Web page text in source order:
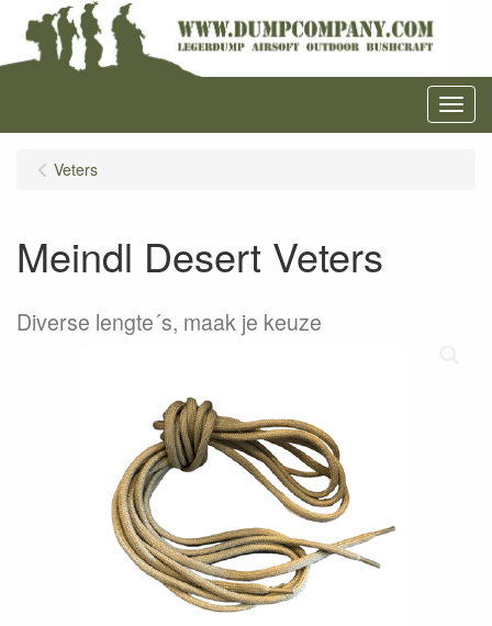
Menu
Veters
Meindl Desert Veters
Diverse lengte´s, maak je keuze